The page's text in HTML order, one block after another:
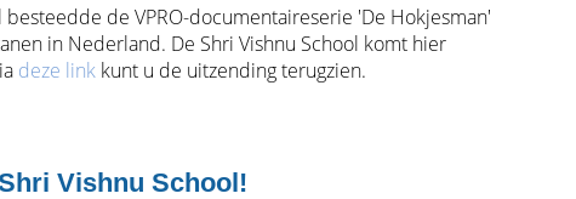
besteedde de VPRO-documentaireserie 'De Hokjesman'
in Nederland. De Shri Vishnu School komt hier
deze link kunt u de uitzending terugzien.
Vishnu School!